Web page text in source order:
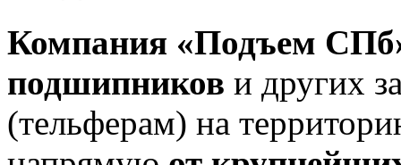
Компания «Подъем
подшипников и других
(тельферам) на